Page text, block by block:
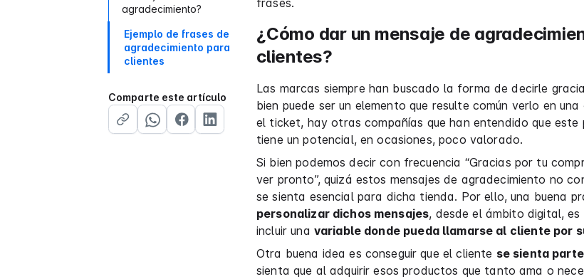
agradecimiento?
Ejemplo de frases de
agradecimiento para
clientes
Comparte este artículo
frases.
¿Cómo dar un mensaje de
clientes?
Las marcas siempre han buscado la forma de decirle
bien puede ser un elemento que resulte común verlo en
el ticket, hay otras compañías que han entendido que este
tiene un potencial, en ocasiones, poco valorado.
Si bien podemos decir con frecuencia “Gracias por tu
ver pronto”, quizá estos mensajes de agradecimiento no
se sienta esencial para dicha tienda. Por ello, una buena
personalizar dichos mensajes, desde el ámbito digital,
incluir una variable donde pueda llamarse al cliente por
Otra buena idea es conseguir que el cliente se sienta
sienta que al adquirir esos productos que tanto ama o